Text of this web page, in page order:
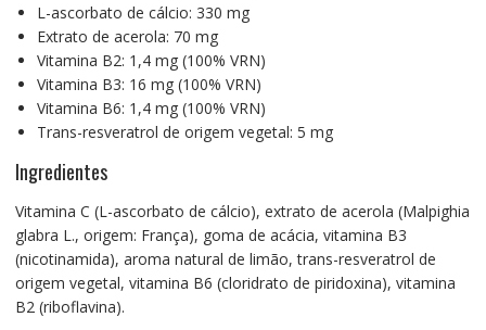
L-ascorbato de cálcio: 330 mg
Extrato de acerola: 70 mg
Vitamina B2: 1,4 mg (100% VRN)
Vitamina B3: 16 mg (100% VRN)
Vitamina B6: 1,4 mg (100% VRN)
Trans-resveratrol de origem vegetal: 5 mg
Ingredientes
Vitamina C (L-ascorbato de cálcio), extrato de acerola (Malpighia
glabra L., origem: França), goma de acácia, vitamina B3
(nicotinamida), aroma natural de limão, trans-resveratrol de
origem vegetal, vitamina B6 (cloridrato de piridoxina), vitamina
B2 (riboflavina).